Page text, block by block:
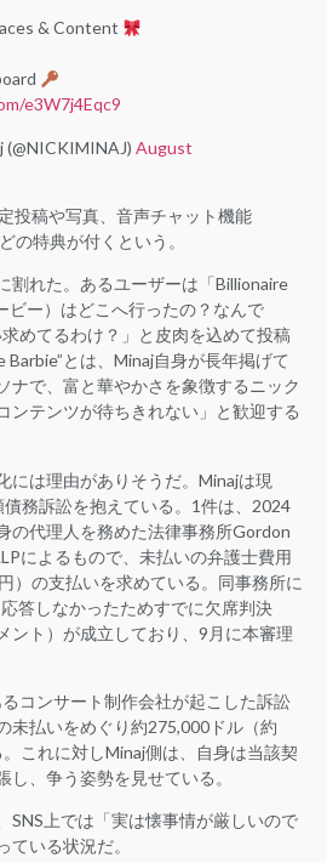
& Content
e3W7j4Eqc9
(@NICKIMINAJ) August
投稿や写真、音声チャット機能
の特典が付くという。
割れた。あるユーザーは「Billionaire
ビー）はどこへ行ったの？なんで
めてるわけ？」と皮肉を込めて投稿
Barbie”とは、Minaj自身が長年掲げて
ナで、富と華やかさを象徴するニック
ンテンツが待ちきれない」と歓迎する
には理由がありそうだ。Minajは現
務訴訟を抱えている。1件は、2024
の代理人を務めた法律事務所Gordon
によるもので、未払いの弁護士費用
）の支払いを求めている。同事務所に
答しなかったためすでに欠席判決
ント）が成立しており、9月に本審理
コンサート制作会社が起こした訴訟
未払いをめぐり約275,000ドル（約
これに対しMinaj側は、自身は当該契
、争う姿勢を見せている。
SNS上では「実は懐事情が厳しいので
ている状況だ。